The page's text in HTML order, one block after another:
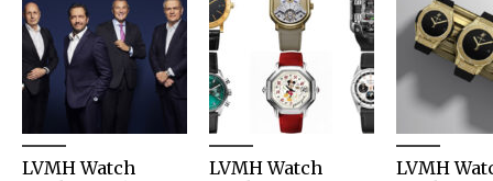
LVMH Watch
LVMH Watch
LVMH